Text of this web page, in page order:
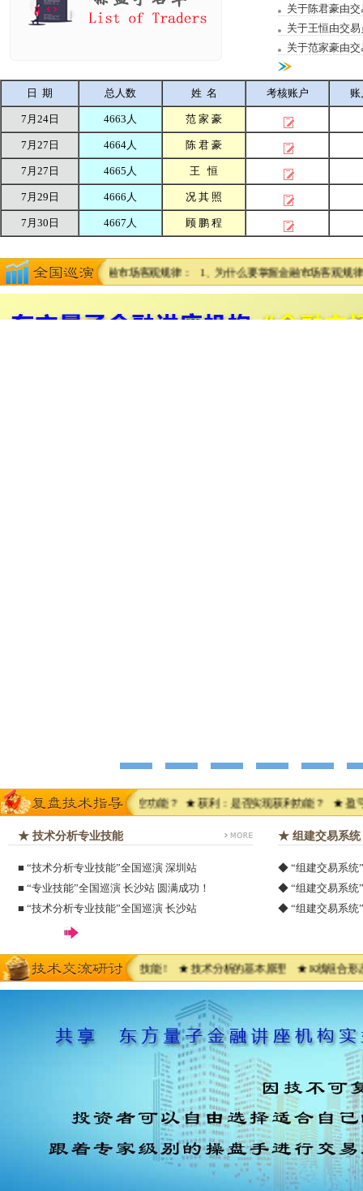
1 2 3 4 5 6 7 8 9
关于陈君豪由
关于王恒由交
关于范家豪由
日 期 总人数 姓 名 考核账户 账
7月24日 4663人 范 家 豪
7月27日 4664人 陈 君 豪
7月27日 4665人 王 恒
7月29日 4666人 况 其 照
7月30日 4667人 顾 鹏 程
板！ 金融市场客观规律： 1、为什么要掌握金融市场客观规
2 3 4
损：是否达到风控功能？ ★ 获利：是否实现获利功能？ ★ 盈亏状况：
★ 技术分析专业技能
■“技术分析专业技能”全国巡演 深圳站
■“专业技能”全国巡演 长沙站 圆满成功！
■“技术分析专业技能”全国巡演 长沙站
★ 组建交易系统
◆“组建交易系统
◆“组建交易系统
◆“组建交易系统
功的交易经验及操作技能！ ★ 技术分析的基本原理 ★ K线组合